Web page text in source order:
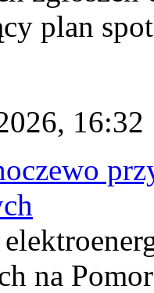
plan
16:32
na